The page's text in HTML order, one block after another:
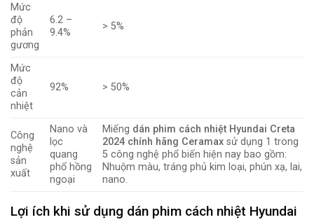
Mức
độ
phản
gương
6.2 –
9.4%
> 5%
Mức
độ
cản
nhiệt
92% > 50%
Công
nghệ
sản
xuất
Nano và
lọc
quang
phổ hồng
ngoại
Miếng dán phim cách nhiệt Hyundai Creta
2024 chính hãng Ceramax sử dụng 1 trong
5 công nghệ phổ biến hiện nay bao gồm:
Nhuộm màu, tráng phủ kim loại, phún xạ, lai,
nano.
Lợi ích khi sử dụng dán phim cách nhiệt Hyundai